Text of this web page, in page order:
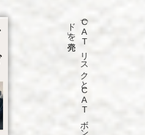
「C
A
T
リ
ス
ク
と
C
A
T
ボ
ン
ド
」を
発売